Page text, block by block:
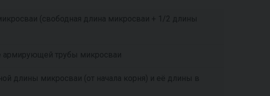
(свободная длина микросваи + 1/2 длины
армирующей трубы микросваи
длины микросваи (от начала корня) и её длины в